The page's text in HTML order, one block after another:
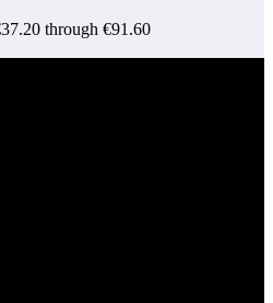
through €91.60